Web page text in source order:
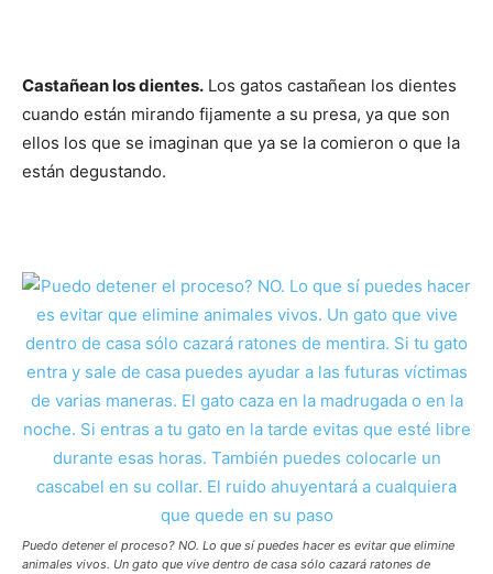
Castañean los dientes. Los gatos castañean los dientes
cuando están mirando fijamente a su presa, ya que son
ellos los que se imaginan que ya se la comieron o que la
están degustando.
Puedo detener el proceso? NO. Lo que sí puedes hacer es evitar que elimine
animales vivos. Un gato que vive dentro de casa sólo cazará ratones de